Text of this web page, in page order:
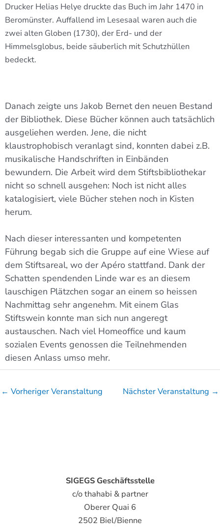
Drucker Helias Helye druckte das Buch im Jahr 1470 in
Beromünster. Auffallend im Lesesaal waren auch die
zwei alten Globen (1730), der Erd- und der
Himmelsglobus, beide säuberlich mit Schutzhüllen
bedeckt.
Danach zeigte uns Jakob Bernet den neuen Bestand
der Bibliothek. Diese Bücher können auch tatsächlich
ausgeliehen werden. Jene, die nicht
klaustrophobisch veranlagt sind, konnten dabei z.B.
musikalische Handschriften in Einbänden
bewundern. Die Arbeit wird dem Stiftsbibliothekar
nicht so schnell ausgehen: Noch ist nicht alles
katalogisiert, viele Bücher stehen noch in Kisten
herum.
Nach dieser interessanten und kompetenten
Führung begab sich die Gruppe auf eine Wiese auf
dem Stiftsareal, wo der Apéro stattfand. Dank der
Schatten spendenden Linde war es an diesem
lauschigen Plätzchen sogar an einem so heissen
Nachmittag sehr angenehm. Mit einem Glas
Stiftswein konnte man sich nun angeregt
austauschen. Nach viel Homeoffice und kaum
sozialen Events genossen die Teilnehmenden
diesen Anlass umso mehr.
← Vorheriger Veranstaltung Nächster Veranstaltung →
SIGEGS Geschäftsstelle
c/o thahabi & partner
Oberer Quai 6
2502 Biel/Bienne